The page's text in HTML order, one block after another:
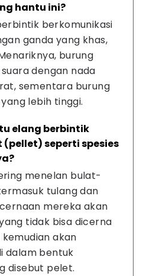
hantu ini?
berkomunikasi
ganda yang khas,
burung
dengan nada
sementara burung
lebih tinggi.
elang berbintik
seperti spesies
menelan bulat-
tulang dan
mereka akan
tidak bisa dicerna
akan
dalam bentuk
disebut pelet.